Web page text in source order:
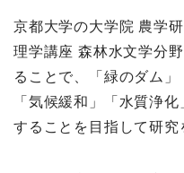
京都大学の大学院 農学
理学講座 森林水文学分
ることで、「緑のダム」
「気候緩和」「水質浄
することを目指して研究